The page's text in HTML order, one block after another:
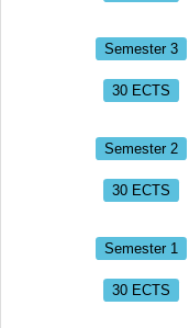
Semester 3
30 ECTS
Semester 2
30 ECTS
Semester 1
30 ECTS